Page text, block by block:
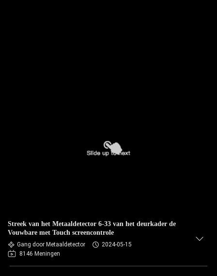
Streek van het Metaaldetector 6-33 van het deurkader de
Vouwbare met Touch screencontrole
Gang door Metaaldetector
2024-05-15
8146 Meningen